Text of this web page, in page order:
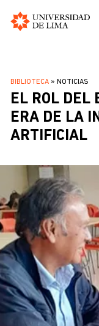
contenido
principal
SOBRESCRIBIR
ENLACES
DE
AYUDA
LA
NAVEGACIÓN
BIBLIOTECA NOTICIAS
EL ROL DEL
ERA DE LA
ARTIFICIAL